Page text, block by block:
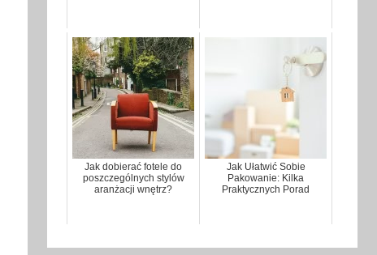
Jak dobierać fotele do
poszczególnych stylów
aranżacji wnętrz?
Jak Ułatwić Sobie
Pakowanie: Kilka
Praktycznych Porad